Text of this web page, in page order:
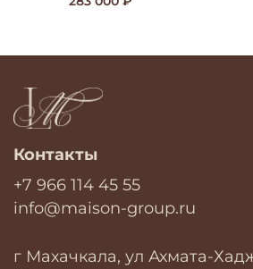
Контакты
+7 966 114 45 55
info@maison-group.ru
г Махачкала, ул Ахмата-